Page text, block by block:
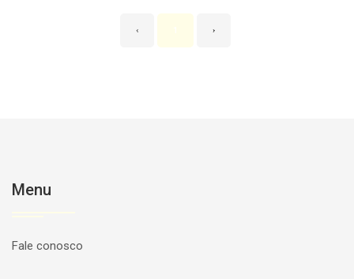
‹ 1 ›
Menu
Fale conosco